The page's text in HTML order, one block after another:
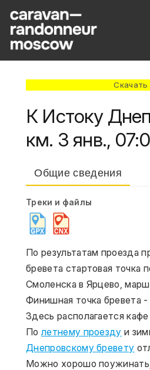
Скачать
К Истоку
км. 3 янв.,
Общие сведения
Треки и файлы
По результатам проезда
бревета стартовая точка
Смоленска в Ярцево,
Финишная точка бревета
Здесь располагается
По летнему проезду
Днепровскому бревету
Можно хорошо поужинать,